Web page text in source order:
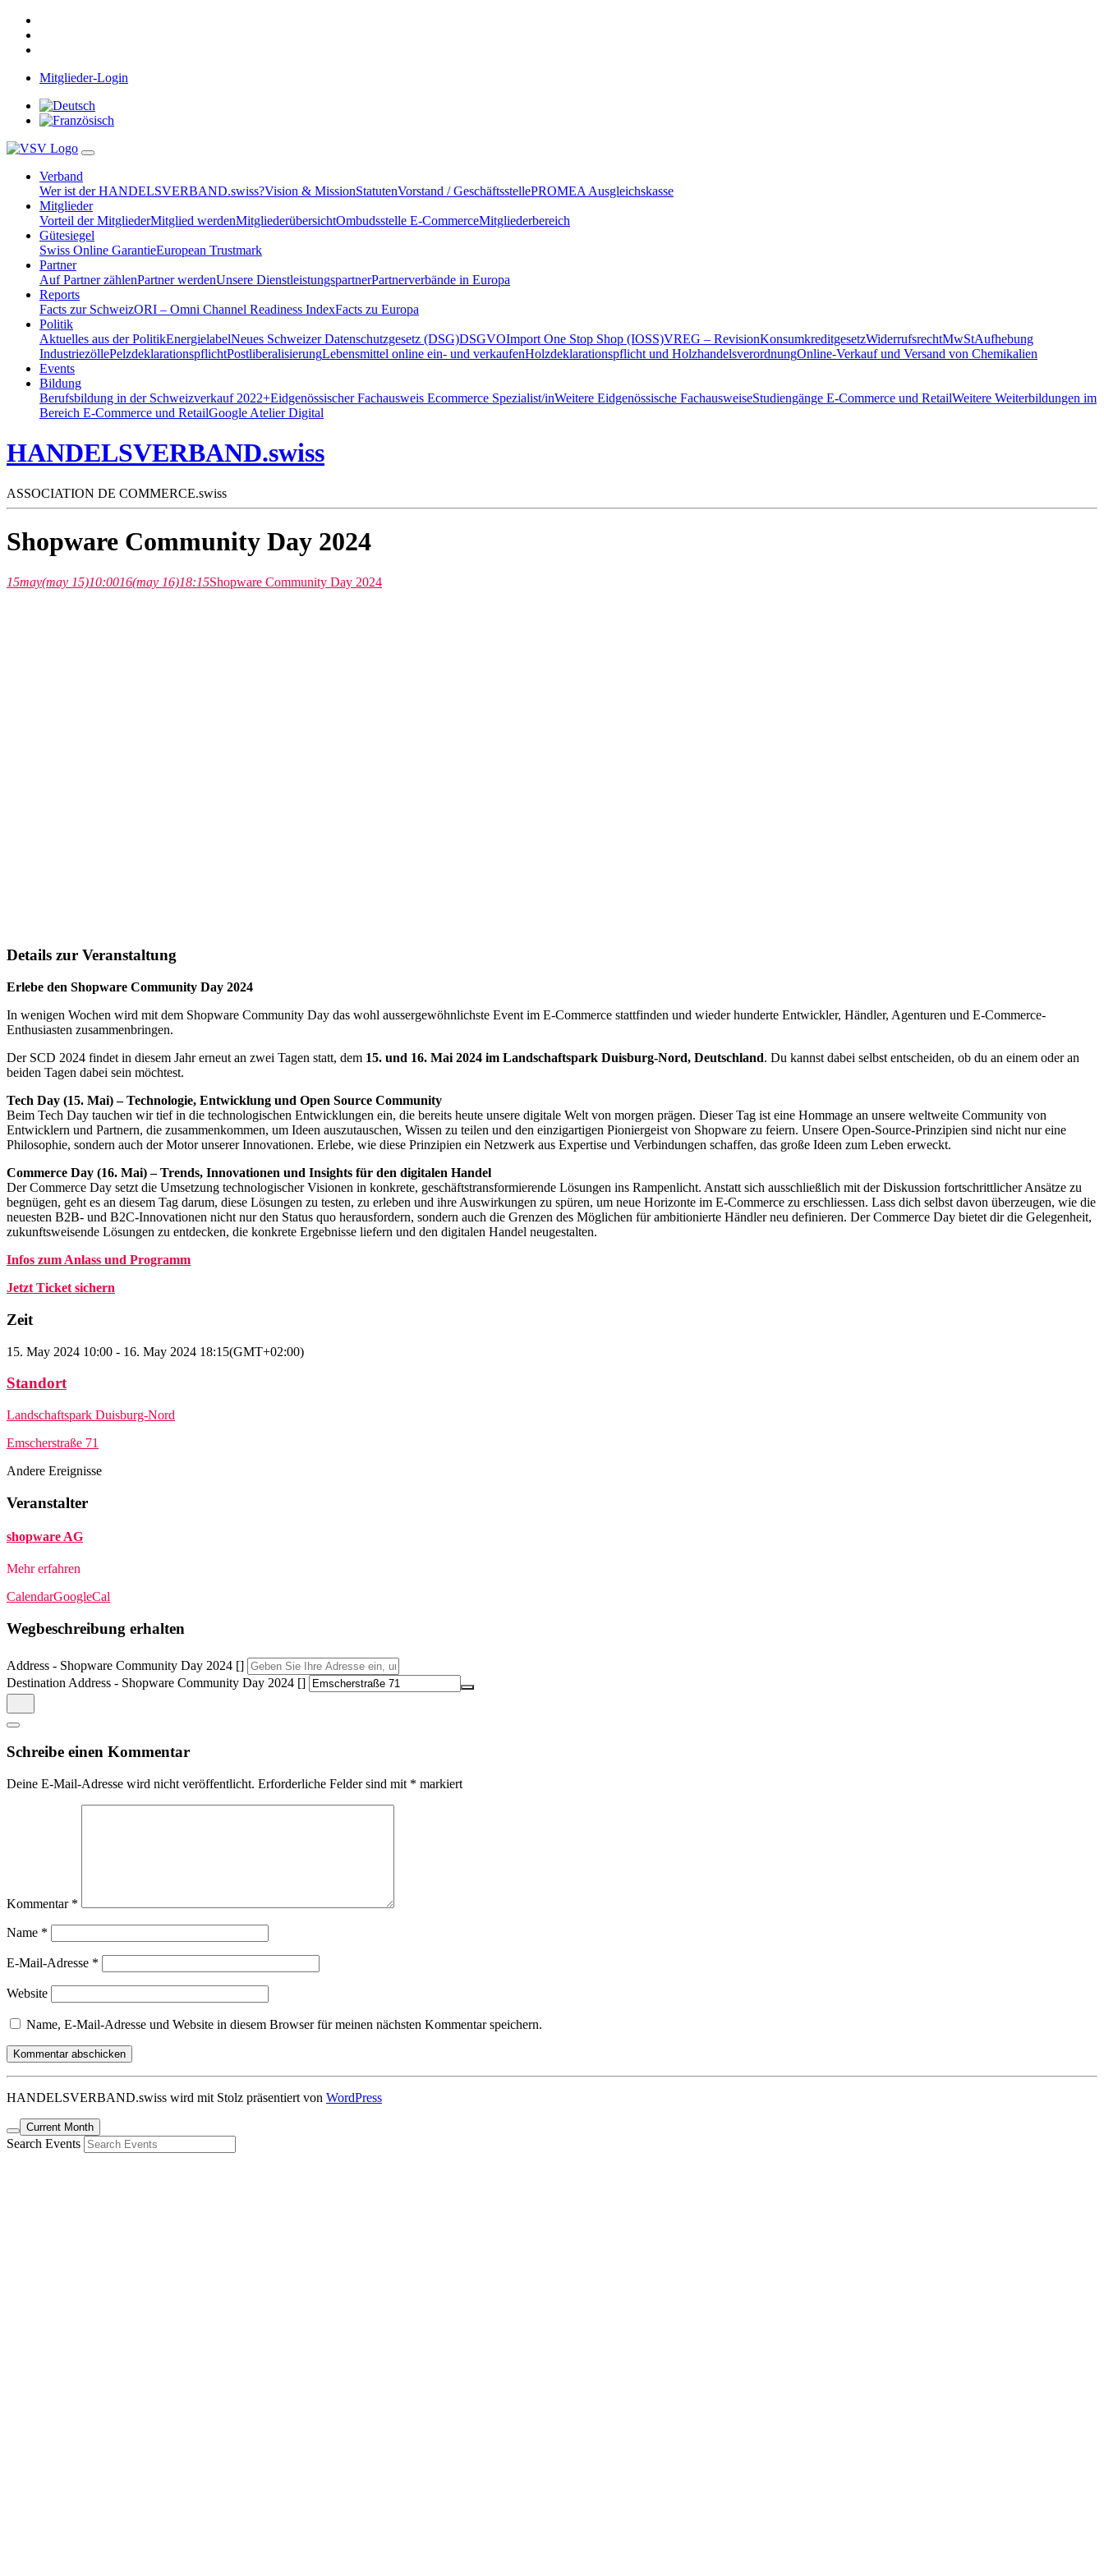
Mitglieder-Login
Verband
Wer ist der HANDELSVERBAND.swiss?Vision & MissionStatutenVorstand / GeschäftsstellePROMEA Ausgleichskasse
Mitglieder
Vorteil der MitgliederMitglied werdenMitgliederübersichtOmbudsstelle E-CommerceMitgliederbereich
Gütesiegel
Swiss Online GarantieEuropean Trustmark
Partner
Auf Partner zählenPartner werdenUnsere DienstleistungspartnerPartnerverbände in Europa
Reports
Facts zur SchweizORI – Omni Channel Readiness IndexFacts zu Europa
Politik
Aktuelles aus der PolitikEnergielabelNeues Schweizer Datenschutzgesetz (DSG)DSGVOImport One Stop Shop (IOSS)VREG – RevisionKonsumkreditgesetzWiderrufsrechtMwStAufhebung
IndustriezöllePelzdeklarationspflichtPostliberalisierungLebensmittel online ein- und verkaufenHolzdeklarationspflicht und HolzhandelsverordnungOnline-Verkauf und Versand von Chemikalien
Events
Bildung
Berufsbildung in der Schweizverkauf 2022+Eidgenössischer Fachausweis Ecommerce Spezialist/inWeitere Eidgenössische FachausweiseStudiengänge E-Commerce und RetailWeitere Weiterbildungen im
Bereich E-Commerce und RetailGoogle Atelier Digital
HANDELSVERBAND.swiss
ASSOCIATION DE COMMERCE.swiss
Shopware Community Day 2024
15may(may 15)10:0016(may 16)18:15Shopware Community Day 2024
Details zur Veranstaltung
Erlebe den Shopware Community Day 2024
In wenigen Wochen wird mit dem Shopware Community Day das wohl aussergewöhnlichste Event im E-Commerce stattfinden und wieder hunderte Entwickler, Händler, Agenturen und E-Commerce-
Enthusiasten zusammenbringen.
Der SCD 2024 findet in diesem Jahr erneut an zwei Tagen statt, dem 15. und 16. Mai 2024 im Landschaftspark Duisburg-Nord, Deutschland. Du kannst dabei selbst entscheiden, ob du an einem oder an
beiden Tagen dabei sein möchtest.
Tech Day (15. Mai) – Technologie, Entwicklung und Open Source Community
Beim Tech Day tauchen wir tief in die technologischen Entwicklungen ein, die bereits heute unsere digitale Welt von morgen prägen. Dieser Tag ist eine Hommage an unsere weltweite Community von
Entwicklern und Partnern, die zusammenkommen, um Ideen auszutauschen, Wissen zu teilen und den einzigartigen Pioniergeist von Shopware zu feiern. Unsere Open-Source-Prinzipien sind nicht nur eine
Philosophie, sondern auch der Motor unserer Innovationen. Erlebe, wie diese Prinzipien ein Netzwerk aus Expertise und Verbindungen schaffen, das große Ideen zum Leben erweckt.
Commerce Day (16. Mai) – Trends, Innovationen und Insights für den digitalen Handel
Der Commerce Day setzt die Umsetzung technologischer Visionen in konkrete, geschäftstransformierende Lösungen ins Rampenlicht. Anstatt sich ausschließlich mit der Diskussion fortschrittlicher Ansätze zu
begnügen, geht es an diesem Tag darum, diese Lösungen zu testen, zu erleben und ihre Auswirkungen zu spüren, um neue Horizonte im E-Commerce zu erschliessen. Lass dich selbst davon überzeugen, wie die
neuesten B2B- und B2C-Innovationen nicht nur den Status quo herausfordern, sondern auch die Grenzen des Möglichen für ambitionierte Händler neu definieren. Der Commerce Day bietet dir die Gelegenheit,
zukunftsweisende Lösungen zu entdecken, die konkrete Ergebnisse liefern und den digitalen Handel neugestalten.
Infos zum Anlass und Programm
Jetzt Ticket sichern
Zeit
15. May 2024 10:00 - 16. May 2024 18:15(GMT+02:00)
Standort
Landschaftspark Duisburg-Nord
Emscherstraße 71
Andere Ereignisse
Veranstalter
shopware AG
Mehr erfahren
CalendarGoogleCal
Wegbeschreibung erhalten
Address - Shopware Community Day 2024 []
Destination Address - Shopware Community Day 2024 []
Schreibe einen Kommentar
Deine E-Mail-Adresse wird nicht veröffentlicht. Erforderliche Felder sind mit * markiert
Kommentar *
Name *
E-Mail-Adresse *
Website
Name, E-Mail-Adresse und Website in diesem Browser für meinen nächsten Kommentar speichern.
HANDELSVERBAND.swiss wird mit Stolz präsentiert von WordPress
Current Month
Search Events